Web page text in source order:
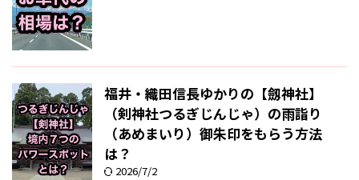
福井・織田信長ゆかりの【劔神社】
（剣神社つるぎじんじゃ）の雨詣り
（あめまいり）御朱印をもらう方法
は？
2026/7/2